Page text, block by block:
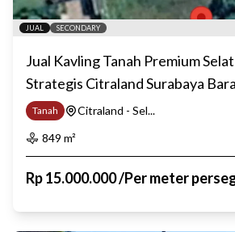
JUAL SECONDARY
Jual Kavling Tanah Premium
Strategis Citraland Surabaya
Tanah
Citraland - Sel...
849 m²
Rp15.000.000/Per meter